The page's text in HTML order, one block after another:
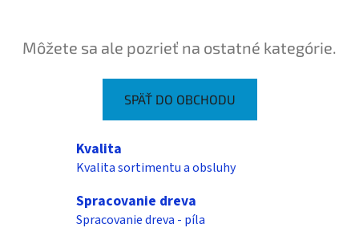
Môžete sa ale pozrieť na ostatné kategórie.
SPÄŤ DO OBCHODU
Kvalita
Kvalita sortimentu a obsluhy
Spracovanie dreva
Spracovanie dreva - píla